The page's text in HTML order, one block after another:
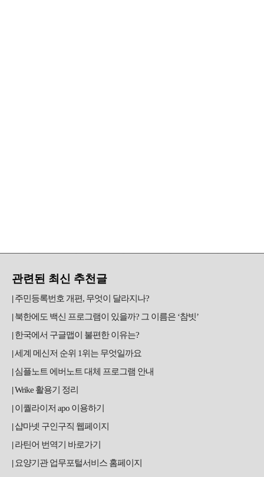
관련된 최신 추천글
주민등록번호 개편, 무엇이 달라지나?
북한에도 백신 프로그램이 있을까? 그 이름은 ‘참빗’
한국에서 구글맵이 불편한 이유는?
세계 메신저 순위 1위는 무엇일까요
심플노트 에버노트 대체 프로그램 안내
Wrike 활용기 정리
이퀄라이저 apo 이용하기
샵마넷 구인구직 웹페이지
라틴어 번역기 바로가기
요양기관 업무포털서비스 홈페이지